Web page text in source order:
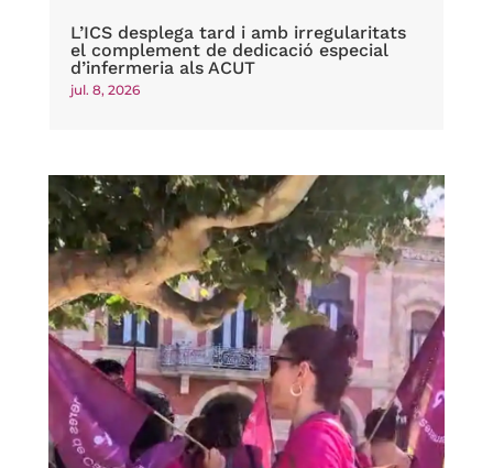
L’ICS desplega tard i amb irregularitats
el complement de dedicació especial
d’infermeria als ACUT
jul. 8, 2026